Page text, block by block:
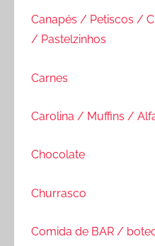
Canapés / Petiscos /
/ Pastelzinhos
Carnes
Carolina / Muffins /
Chocolate
Churrasco
Comida de BAR /